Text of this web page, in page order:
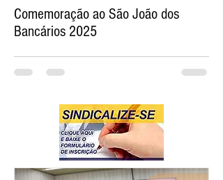
Comemoração ao São João dos
Bancários 2025